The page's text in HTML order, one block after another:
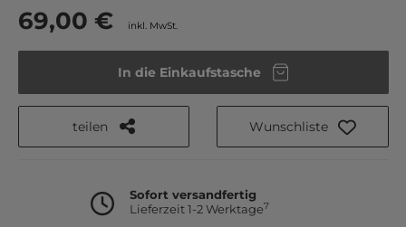
69,00 € inkl. MwSt.
In die Einkaufstasche
teilen Wunschliste
Sofort versandfertig
Lieferzeit 1-2 Werktage7